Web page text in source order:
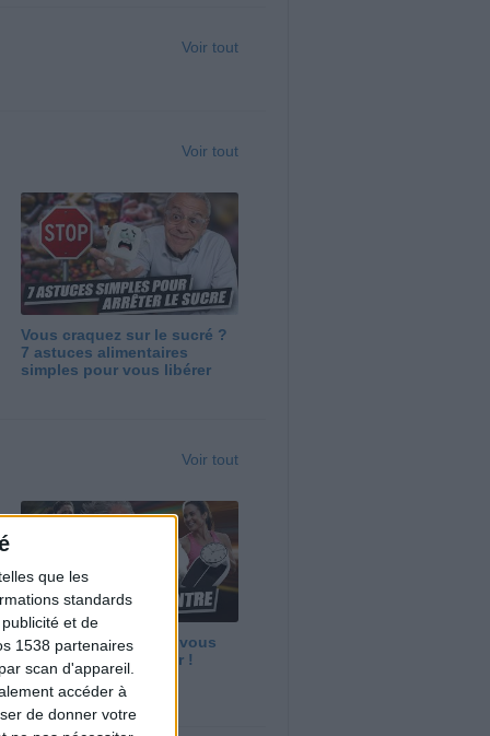
que les
standards
et de
1538 partenaires
scan d'appareil.
accéder à
de donner votre
Voir tout
Voir tout
Vous craquez sur le sucré ?
7 astuces alimentaires
simples pour vous libérer
Voir tout
Maigrir vite ? Ce que vous
devez vraiment savoir !